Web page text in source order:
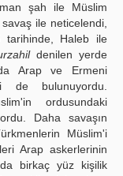
şah ile Müslim
ile neticelendi,
Haleb ile
denilen yerde
Arap ve Ermeni
de bulunuyordu.
ordusundaki
Daha savaşın
Müslim'i
Arap askerlerinin
birkaç yüz kişilik